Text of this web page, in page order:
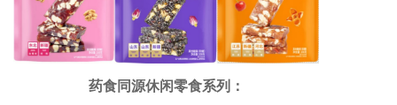
药食同源休闲零食系列：